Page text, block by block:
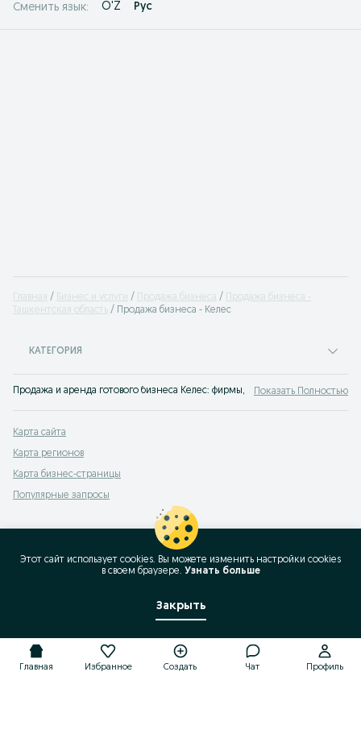
Сменить язык: O'Z Рус
Главная Бизнес и услуги Продажа бизнеса
Продажа бизнеса -
Ташкентская область
Продажа бизнеса - Келес
КАТЕГОРИЯ
Продажа и аренда готового бизнеса Келес: фирмы, производства,
Показать Полностью
Карта сайта
Карта регионов
Карта бизнес-страницы
Популярные запросы
Главная Избранное Создать Чат Профиль
Этот сайт использует cookies. Вы можете изменить настройки cookies
в своeм браузере. Узнать больше
Закрыть